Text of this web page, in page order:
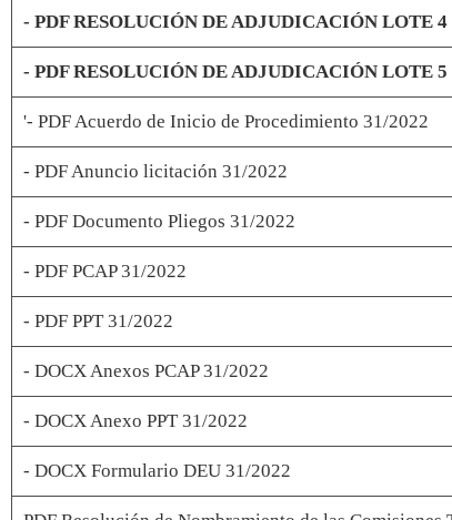
- PDF RESOLUCIÓN DE ADJUDICACIÓN LOTE 4
- PDF RESOLUCIÓN DE ADJUDICACIÓN LOTE 5
'- PDF Acuerdo de Inicio de Procedimiento 31/2022
- PDF Anuncio licitación 31/2022
- PDF Documento Pliegos 31/2022
- PDF PCAP 31/2022
- PDF PPT 31/2022
- DOCX Anexos PCAP 31/2022
- DOCX Anexo PPT 31/2022
- DOCX Formulario DEU 31/2022